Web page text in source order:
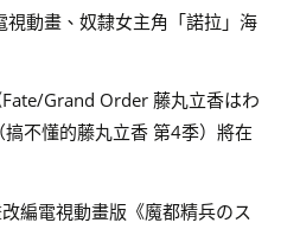
視動畫、奴隸女主角「諾拉」海
Grand Order 藤丸立香はわ
不懂的藤丸立香 第4季）將在
編電視動畫版《魔都精兵のス